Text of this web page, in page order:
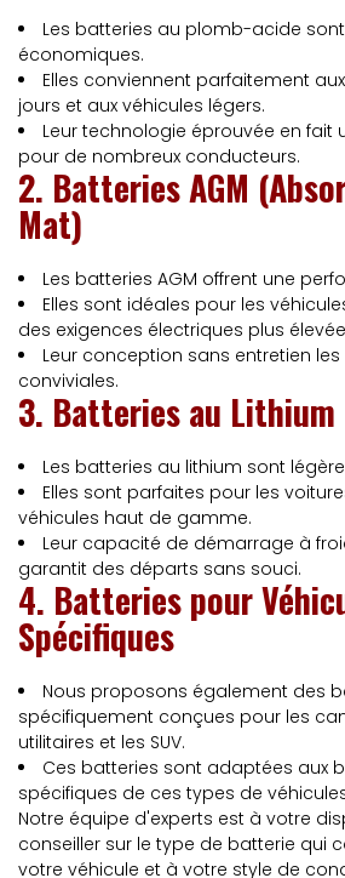
Les batteries au plomb-acide
économiques.
Elles conviennent parfaitement
jours et aux véhicules légers.
Leur technologie éprouvée en fait
pour de nombreux conducteurs.
2. Batteries AGM
Mat)
Les batteries AGM offrent une
Elles sont idéales pour les
des exigences électriques plus
Leur conception sans entretien
conviviales.
3. Batteries au Lithium
Les batteries au lithium sont
Elles sont parfaites pour les
véhicules haut de gamme.
Leur capacité de démarrage à
garantit des départs sans souci.
4. Batteries pour
Spécifiques
Nous proposons également des
spécifiquement conçues pour les
utilitaires et les SUV.
Ces batteries sont adaptées aux
spécifiques de ces types de
Notre équipe d'experts est à votre
conseiller sur le type de batterie qui
votre véhicule et à votre style de